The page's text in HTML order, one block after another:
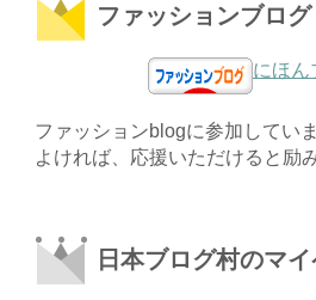
ファッションブログ
にほん
ファッションblogに参加していま
よければ、応援いただけると励
日本ブログ村のマ